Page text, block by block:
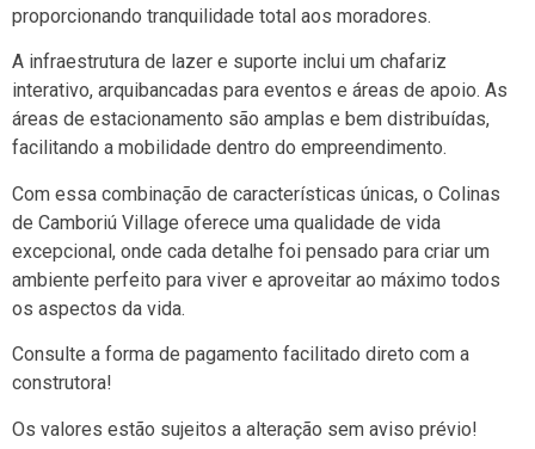
proporcionando tranquilidade total aos moradores.
A infraestrutura de lazer e suporte inclui um chafariz
interativo, arquibancadas para eventos e áreas de apoio. As
áreas de estacionamento são amplas e bem distribuídas,
facilitando a mobilidade dentro do empreendimento.
Com essa combinação de características únicas, o Colinas
de Camboriú Village oferece uma qualidade de vida
excepcional, onde cada detalhe foi pensado para criar um
ambiente perfeito para viver e aproveitar ao máximo todos
os aspectos da vida.
Consulte a forma de pagamento facilitado direto com a
construtora!
Os valores estão sujeitos a alteração sem aviso prévio!